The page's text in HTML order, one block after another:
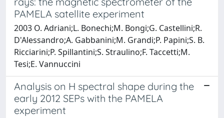
PAMELA satellite experiment
2003 O. Adriani;L. Bonechi;M. Bongi;G. Castellini;R.
D'Alessandro;A. Gabbanini;M. Grandi;P. Papini;S. B.
Ricciarini;P. Spillantini;S. Straulino;F. Taccetti;M.
Tesi;E. Vannuccini
Analysis on H spectral shape during the
early 2012 SEPs with the PAMELA
experiment